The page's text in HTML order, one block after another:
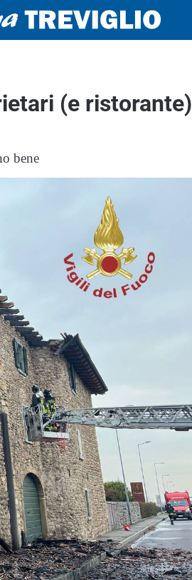
(e ristorante)
bene